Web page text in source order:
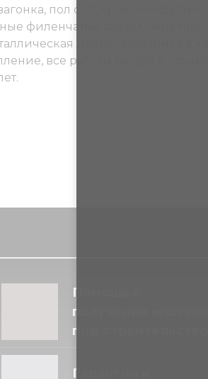
пол осп, кровля ондулин.
филенчатые двери, окна пвх,
дверь. Электрика в
все работы входят в
Помощь в
получении ипотеки
под строительство
Гарантии и